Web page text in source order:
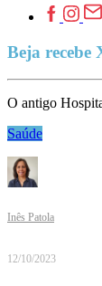
Beja recebe
O antigo
Saúde
Inês Patola
12/10/2023